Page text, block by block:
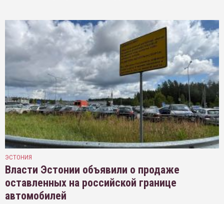
ЭСТОНИЯ
Власти Эстонии объявили о продаже
оставленных на российской границе
автомобилей